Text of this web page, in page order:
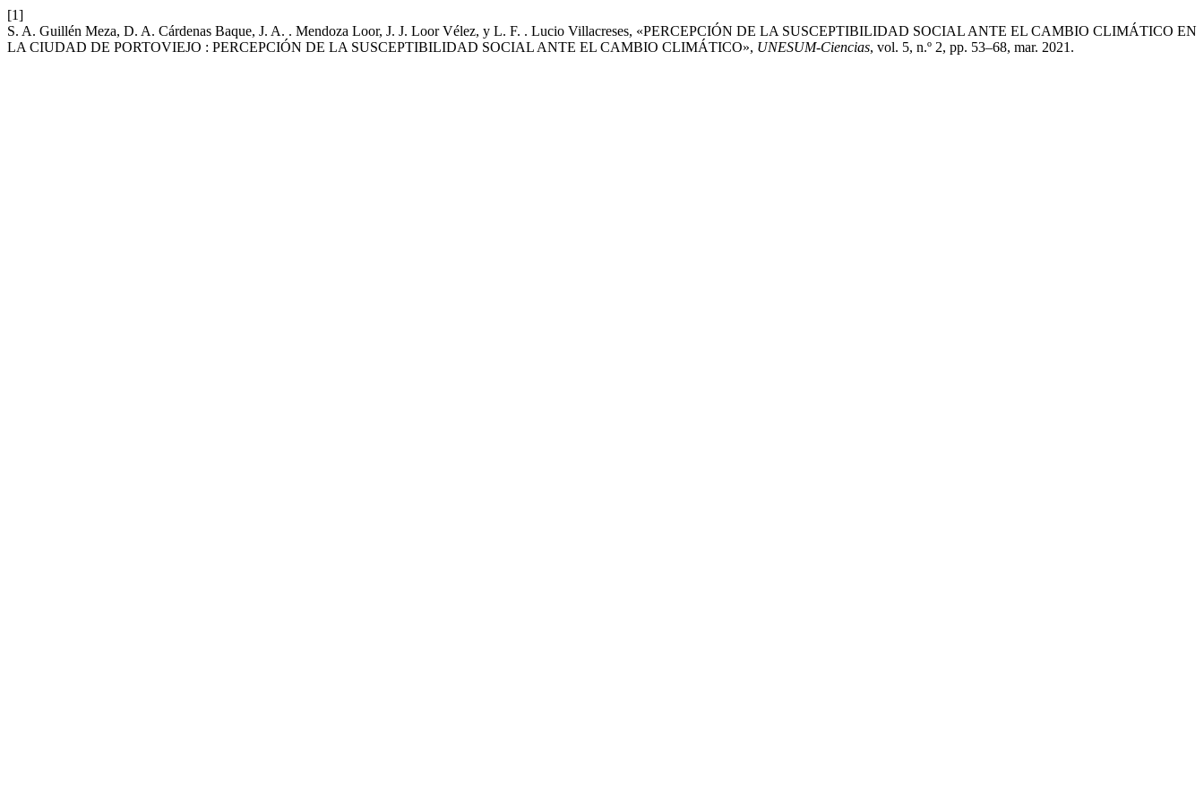
[1]
S. A. Guillén Meza, D. A. Cárdenas Baque, J. A. . Mendoza Loor, J. J. Loor Vélez, y L. F. . Lucio Villacreses, «PERCEPCIÓN DE LA SUSCEPTIBILIDAD SOCIAL ANTE EL CAMBIO CLIMÁTICO EN
LA CIUDAD DE PORTOVIEJO : PERCEPCIÓN DE LA SUSCEPTIBILIDAD SOCIAL ANTE EL CAMBIO CLIMÁTICO», UNESUM-Ciencias, vol. 5, n.º 2, pp. 53–68, mar. 2021.